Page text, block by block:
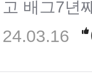
고 배그7년
24.03.16